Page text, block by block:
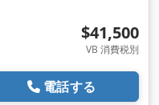
$41,500
VB 消費税別
電話する